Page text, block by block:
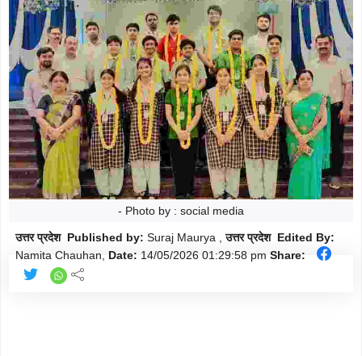
एनसीआर
धर्म Follow
स्वास्थ्य Follow
मौसम Follow
शिक्षा Follow
ख़बरें
राजनीति Follow
- Photo by : social media
उत्तर प्रदेश Published by: Suraj Maurya , उत्तर प्रदेश Edited By:
Namita Chauhan,
Date: 14/05/2026 01:29:58 pm Share: